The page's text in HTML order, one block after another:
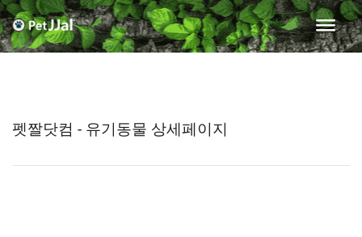
펫짤닷컴 - 유기동물 상세페이지